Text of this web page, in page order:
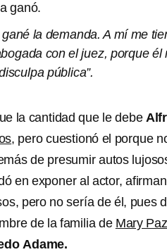
ganó.
la demanda. A mí me
con el juez, porque él
pública”.
la cantidad que le debe
, pero cuestionó el porque
de presumir autos
en exponer al actor,
pero no sería de él, pues
de la familia de Mary
Adame.